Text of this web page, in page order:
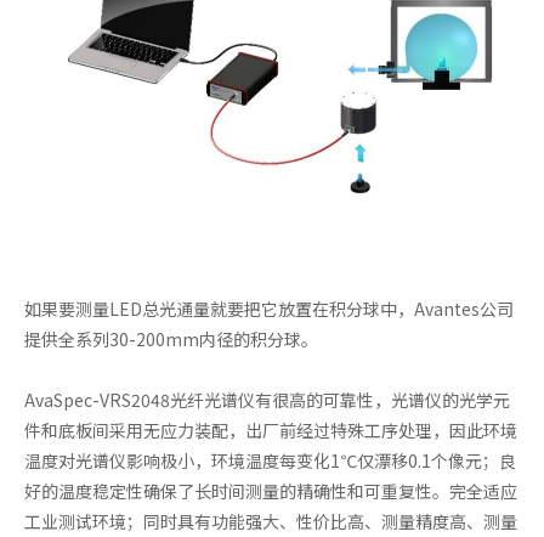
如果要测量LED总光通量就要把它放置在积分球中，Avantes公司
提供全系列30-200mm内径的积分球。
AvaSpec-VRS2048光纤光谱仪有很高的可靠性，光谱仪的光学元
件和底板间采用无应力装配，出厂前经过特殊工序处理，因此环境
温度对光谱仪影响极小，环境温度每变化1℃仅漂移0.1个像元；良
好的温度稳定性确保了长时间测量的精确性和可重复性。完全适应
工业测试环境；同时具有功能强大、性价比高、测量精度高、测量